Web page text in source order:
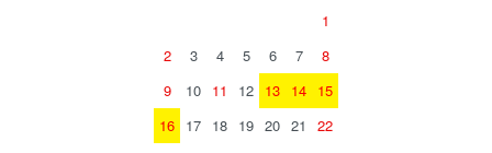
1
2
3 4 5 6 7
8
9
10 11 12 13 14 15
16 17 18 19 20 21
22